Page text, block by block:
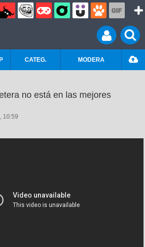
CATEG. MODERA
no está en las mejores
10:59